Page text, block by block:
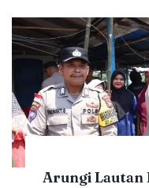
Arungi Lautan